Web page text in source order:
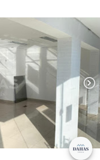
chevron_right